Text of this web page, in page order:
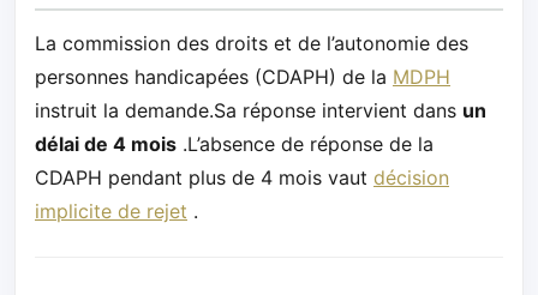
La commission des droits et de l’autonomie des
personnes handicapées (CDAPH) de la MDPH
instruit la demande.Sa réponse intervient dans un
délai de 4 mois .L’absence de réponse de la
CDAPH pendant plus de 4 mois vaut décision
implicite de rejet .